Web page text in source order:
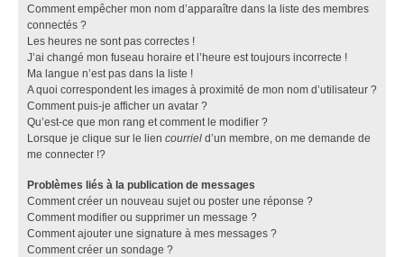
Comment empêcher mon nom d’apparaître dans la liste des membres
connectés ?
Les heures ne sont pas correctes !
J’ai changé mon fuseau horaire et l’heure est toujours incorrecte !
Ma langue n’est pas dans la liste !
A quoi correspondent les images à proximité de mon nom d’utilisateur ?
Comment puis-je afficher un avatar ?
Qu’est-ce que mon rang et comment le modifier ?
Lorsque je clique sur le lien courriel d’un membre, on me demande de
me connecter !?
Problèmes liés à la publication de messages
Comment créer un nouveau sujet ou poster une réponse ?
Comment modifier ou supprimer un message ?
Comment ajouter une signature à mes messages ?
Comment créer un sondage ?